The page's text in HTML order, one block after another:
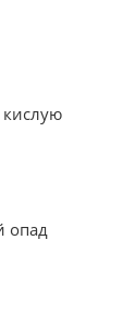
кислую
опад